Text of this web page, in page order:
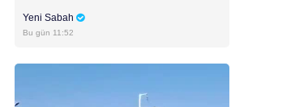
Yeni Sabah
Bu gün 11:52